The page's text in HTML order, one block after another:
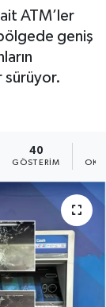
ait ATM’ler
geniş
sürüyor.
40
GÖSTERIM